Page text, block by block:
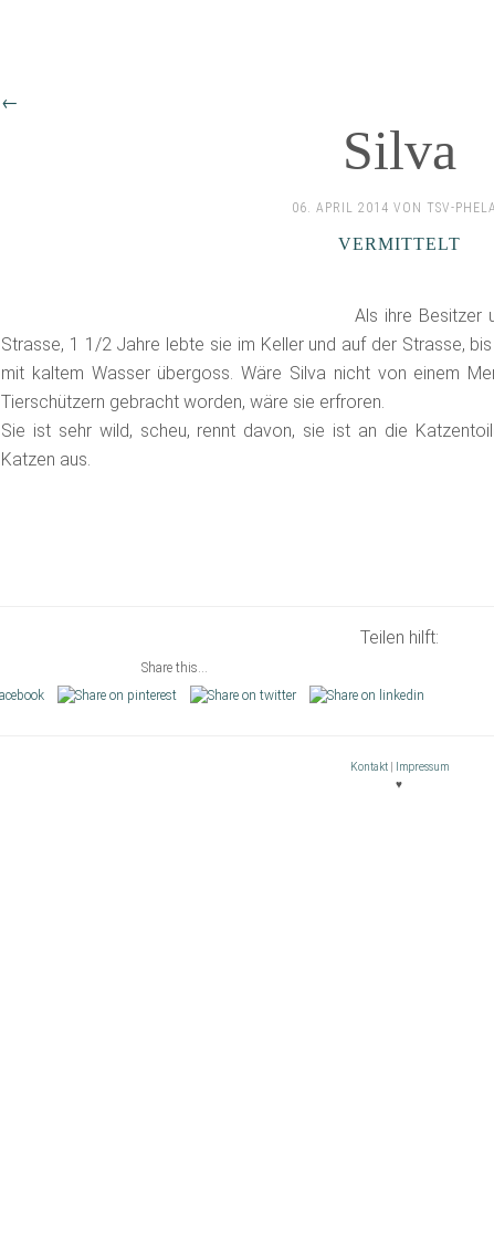
←
Silva
06. APRIL 2014 VON TSV-
VERMITTELT
Als ihre Besitzer
Strasse, 1 1/2 Jahre lebte sie im Keller und auf der Strasse,
mit kaltem Wasser übergoss. Wäre Silva nicht von einem
Tierschützern gebracht worden, wäre sie erfroren.
Sie ist sehr wild, scheu, rennt davon, sie ist an die
Katzen aus.
Teilen hilft:
Share this...
Kontakt|
Impressum
♥